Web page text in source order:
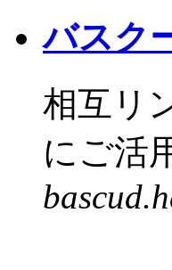
バスク
相互リ
にご活